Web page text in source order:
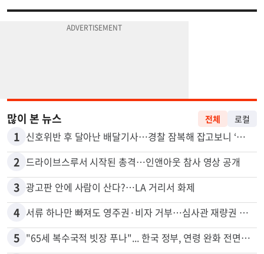
많이 본 뉴스 전체 로컬
1 신호위반 후 달아난 배달기사…경찰 잠복해 잡고보니 ‘반전’
2 드라이브스루서 시작된 총격…인앤아웃 참사 영상 공개
3 광고판 안에 사람이 산다?…LA 거리서 화제
4 서류 하나만 빠져도 영주권·비자 거부…심사관 재량권 대폭 확대
5 "65세 복수국적 빗장 푸나"... 한국 정부, 연령 완화 전면 추진